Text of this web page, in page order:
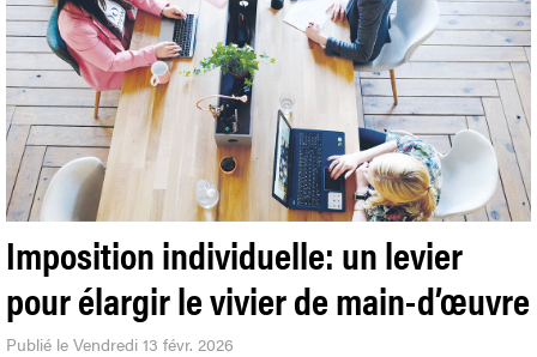
Imposition individuelle: un levier
pour élargir le vivier de main-d’œuvre
Publié le Vendredi 13 févr. 2026